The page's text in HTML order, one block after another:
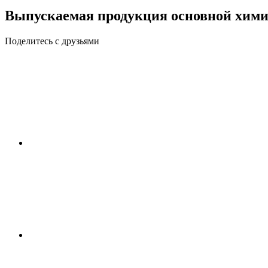
Выпускаемая продукция основной
Поделитесь с друзьями